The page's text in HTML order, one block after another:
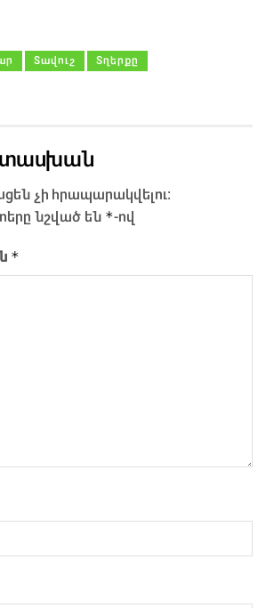
Տավուշ Տղերքը
չի հրապարակվելու։
նշված են *-ով
*